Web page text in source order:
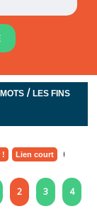
/LES FINS
! Lien court
2 3 4